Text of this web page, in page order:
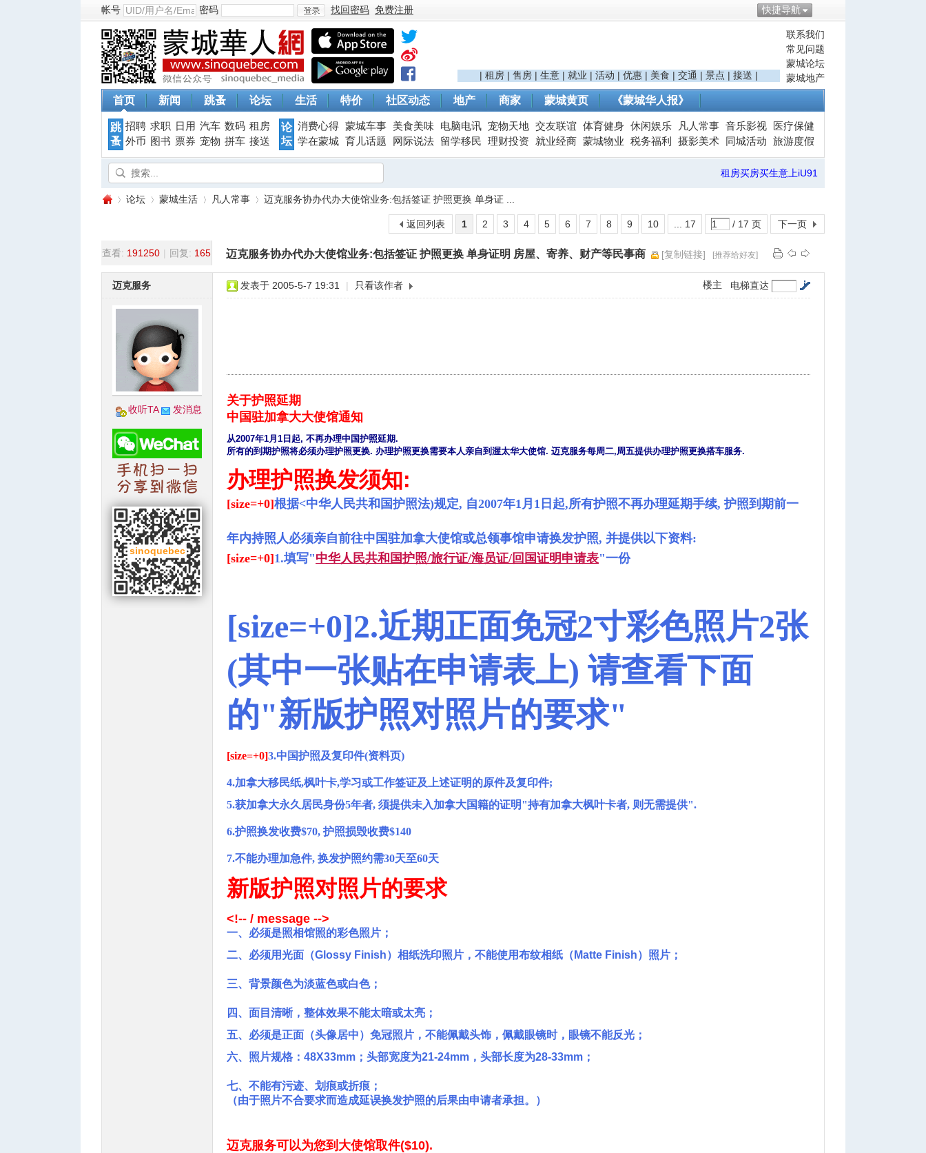
快捷导航
帐号 密码
登
找回密码 免费注册
联系我们
常见问题
蒙城论坛
蒙城地产
| 租房 | 售房 | 生意 | 就业 | 活动 | 优惠 | 美食 | 交通 | 景点 | 接送 |
首页 新闻 跳蚤 论坛 生活 特价 社区动态 地产 商家 蒙城黄页 《蒙城华人报》
跳
蚤
招聘 求职 日用 汽车 数码 租房
外币
图书 票券 宠物 拼车 接送
论
坛
消费心得 蒙城车事 美食美味 电脑电讯 宠物天地 交友联谊 体育健身 休闲娱乐 凡人常事 音乐影视
医疗保健
学在蒙城 育儿话题 网际说法 留学移民 理财投资 就业经商 蒙城物业 税务福利 摄影美术 同城活动 旅游度假
租房买房买生意上iU91
蒙»
论坛
›
蒙城生活
›
凡人常事
›
迈克服务协办代办大使馆业务:包括签证 护照更换 单身证 ...
1 2 3 4 5 6 7 8 9 10 ... 17 / 17 页 下一页
返回列表
查看: 191250 | 回复: 165 迈克服务协办代办大使馆业务:包括签证 护照更换 单身证明 房屋、寄养、财产等民事商 [复制链接] [推荐给好友]
迈克服务
收听TA 发消息
电梯直达
楼主
发表于 2005-5-7 19:31 | 只看该作者
关于护照延期
中国驻加拿大大使馆通知
从2007年1月1日起, 不再办理中国护照延期.
所有的到期护照将必须办理护照更换. 办理护照更换需要本人亲自到渥太华大使馆. 迈克服务每周二,周五提供办理护照更换搭车服务.
办理护照换发须知:
[size=+0]根据<中华人民共和国护照法)规定, 自2007年1月1日起,所有护照不再办理延期手续, 护照到期前一
年内持照人必须亲自前往中国驻加拿大使馆或总领事馆申请换发护照, 并提供以下资料:
[size=+0]1.填写"中华人民共和国护照/旅行证/海员证/回国证明申请表"一份
[size=+0]2.近期正面免冠2寸彩色照片2张
(其中一张贴在申请表上) 请查看下面
的"新版护照对照片的要求"
[size=+0]3.中国护照及复印件(资料页)
4.加拿大移民纸,枫叶卡,学习或工作签证及上述证明的原件及复印件;
5.获加拿大永久居民身份5年者, 须提供未入加拿大国籍的证明"持有加拿大枫叶卡者, 则无需提供".
6.护照换发收费$70, 护照损毁收费$140
7.不能办理加急件, 换发护照约需30天至60天
新版护照对照片的要求
<!-- / message -->
一、必须是照相馆照的彩色照片；
二、必须用光面（Glossy Finish）相纸洗印照片，不能使用布纹相纸（Matte Finish）照片；
三、背景颜色为淡蓝色或白色；
四、面目清晰，整体效果不能太暗或太亮；
五、必须是正面（头像居中）免冠照片，不能佩戴头饰，佩戴眼镜时，眼镜不能反光；
六、照片规格：48X33mm；头部宽度为21-24mm，头部长度为28-33mm；
七、不能有污迹、划痕或折痕；
（由于照片不合要求而造成延误换发护照的后果由申请者承担。）
迈克服务可以为您到大使馆取件($10).